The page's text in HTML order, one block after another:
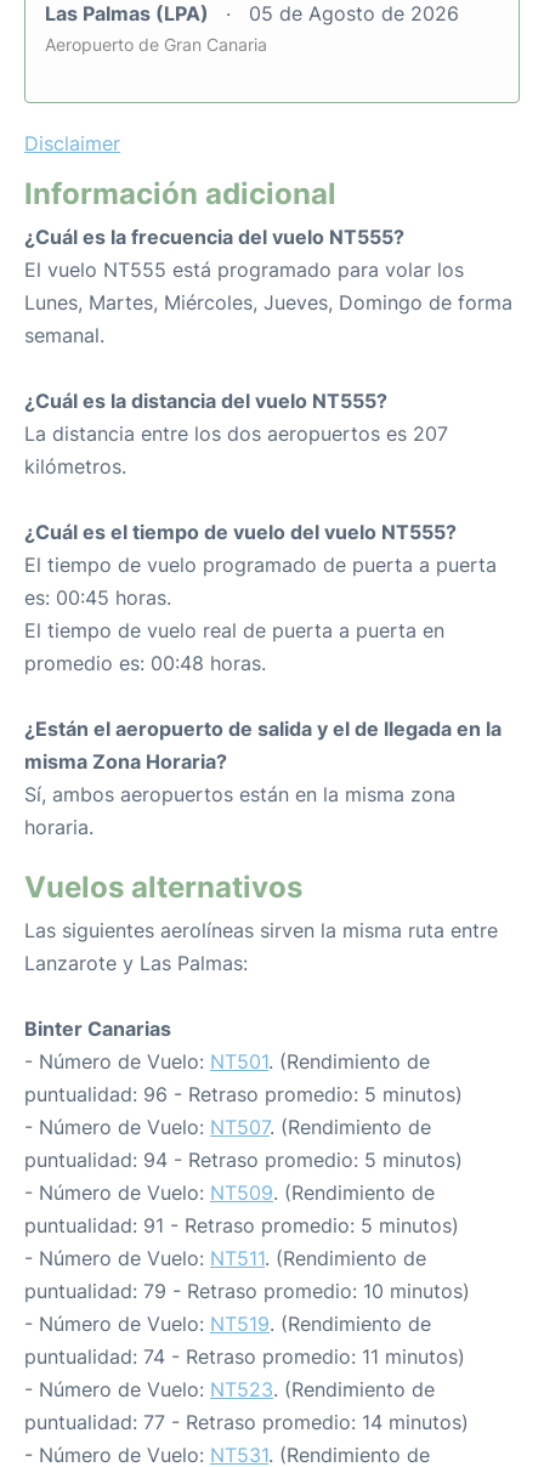
Las Palmas (LPA) 05 de Agosto de 2026
Aeropuerto de Gran Canaria
Disclaimer
Información adicional
¿Cuál es la frecuencia del vuelo NT555?
El vuelo NT555 está programado para volar los
Lunes, Martes, Miércoles, Jueves, Domingo de forma
semanal.
¿Cuál es la distancia del vuelo NT555?
La distancia entre los dos aeropuertos es 207
kilómetros.
¿Cuál es el tiempo de vuelo del vuelo NT555?
El tiempo de vuelo programado de puerta a puerta
es: 00:45 horas.
El tiempo de vuelo real de puerta a puerta en
promedio es: 00:48 horas.
¿Están el aeropuerto de salida y el de llegada en la
misma Zona Horaria?
Sí, ambos aeropuertos están en la misma zona
horaria.
Vuelos alternativos
Las siguientes aerolíneas sirven la misma ruta entre
Lanzarote y Las Palmas:
Binter Canarias
- Número de Vuelo: NT501. (Rendimiento de
puntualidad: 96 - Retraso promedio: 5 minutos)
- Número de Vuelo: NT507. (Rendimiento de
puntualidad: 94 - Retraso promedio: 5 minutos)
- Número de Vuelo: NT509. (Rendimiento de
puntualidad: 91 - Retraso promedio: 5 minutos)
- Número de Vuelo: NT511. (Rendimiento de
puntualidad: 79 - Retraso promedio: 10 minutos)
- Número de Vuelo: NT519. (Rendimiento de
puntualidad: 74 - Retraso promedio: 11 minutos)
- Número de Vuelo: NT523. (Rendimiento de
puntualidad: 77 - Retraso promedio: 14 minutos)
- Número de Vuelo: NT531. (Rendimiento de